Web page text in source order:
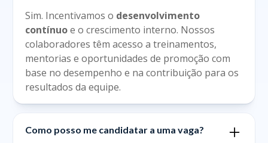
Sim. Incentivamos o desenvolvimento
contínuoe o crescimento interno. Nossos
colaboradores têm acesso a treinamentos,
mentorias e oportunidades de promoção com
base no desempenho e na contribuição para os
resultados da equipe.
Como posso me candidatar a uma vaga?